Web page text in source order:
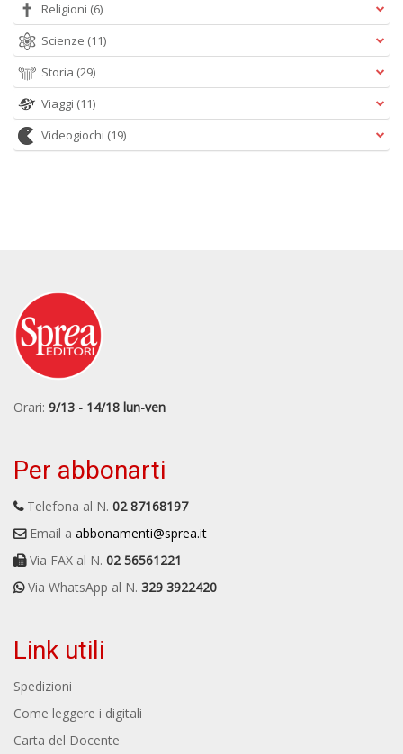
Religioni (6)
Scienze (11)
Storia (29)
Viaggi (11)
Videogiochi (19)
Orari: 9/13 - 14/18 lun-ven
Per abbonarti
Telefona al N. 02 87168197
Email a abbonamenti@sprea.it
Via FAX al N. 02 56561221
Via WhatsApp al N. 329 3922420
Link utili
Spedizioni
Come leggere i digitali
Carta del Docente